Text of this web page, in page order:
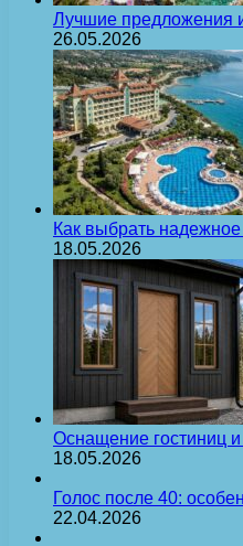
Лучшие предложения и
26.05.2026
Как выбрать надежное
18.05.2026
Оснащение гостиниц
18.05.2026
Голос после 40:
22.04.2026